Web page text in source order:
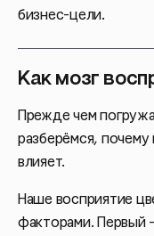
бизнес-цели.
Как мозг
Прежде чем
разберёмся,
влияет.
Наше восприятие
факторами. Первый